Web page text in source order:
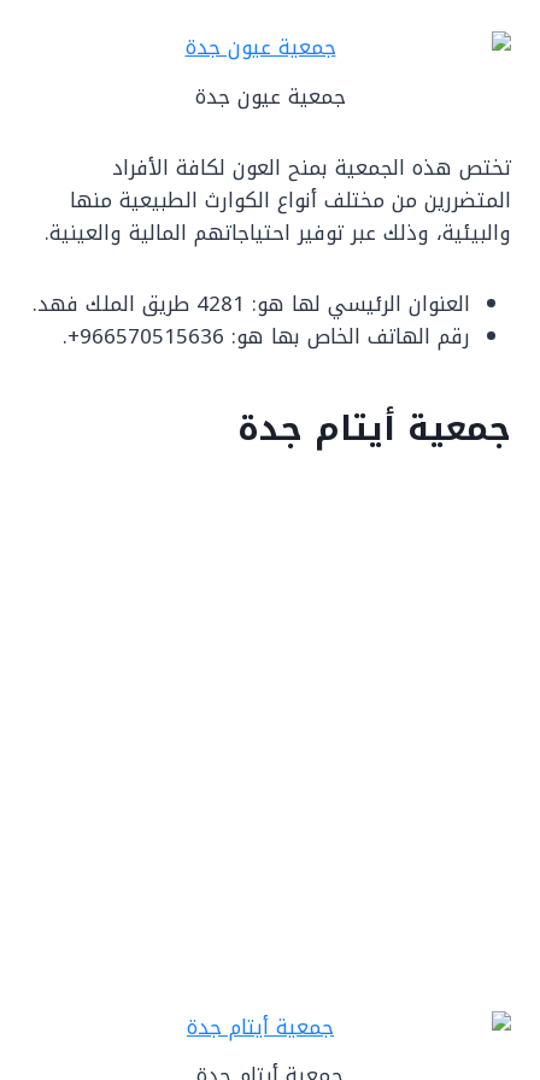
جمعية عيون جدة
تختص هذه الجمعية بمنح العون لكافة الأفراد
المتضررين من مختلف أنواع الكوارث الطبيعية منها
والبيئية، وذلك عبر توفير احتياجاتهم المالية والعينية.
العنوان الرئيسي لها هو: 4281 طريق الملك فهد.
رقم الهاتف الخاص بها هو: 966570515636+.
جمعية أيتام جدة